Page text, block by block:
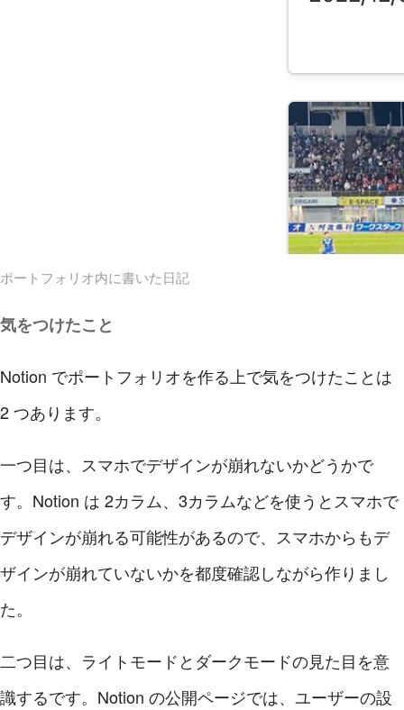
ポートフォリオ内に書いた日記
気をつけたこと
Notion でポートフォリオを作る上で気をつけたことは
2 つあります。
一つ目は、スマホでデザインが崩れないかどうかで
す。Notion は 2カラム、3カラムなどを使うとスマホで
デザインが崩れる可能性があるので、スマホからもデ
ザインが崩れていないかを都度確認しながら作りまし
た。
二つ目は、ライトモードとダークモードの見た目を意
識するです。Notion の公開ページでは、ユーザーの設